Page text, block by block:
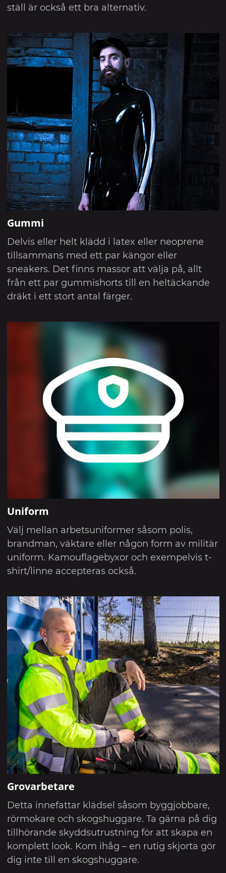
ställ är också ett bra alternativ.
Gummi
Delvis eller helt klädd i latex eller neoprene
tillsammans med ett par kängor eller
sneakers. Det finns massor att välja på, allt
från ett par gummishorts till en heltäckande
dräkt i ett stort antal färger.
Uniform
Välj mellan arbetsuniformer såsom polis,
brandman, väktare eller någon form av militär
uniform. Kamouflagebyxor och exempelvis t-
shirt/linne accepteras också.
Grovarbetare
Detta innefattar klädsel såsom byggjobbare,
rörmokare och skogshuggare. Ta gärna på dig
tillhörande skyddsutrustning för att skapa en
komplett look. Kom ihåg – en rutig skjorta gör
dig inte till en skogshuggare.